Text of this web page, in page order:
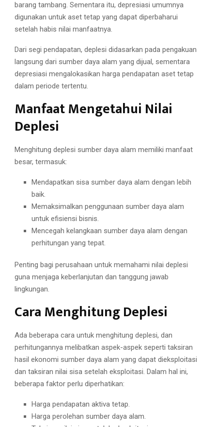
barang tambang. Sementara itu, depresiasi umumnya
digunakan untuk aset tetap yang dapat diperbaharui
setelah habis nilai manfaatnya.
Dari segi pendapatan, deplesi didasarkan pada pengakuan
langsung dari sumber daya alam yang dijual, sementara
depresiasi mengalokasikan harga pendapatan aset tetap
dalam periode tertentu.
Manfaat Mengetahui Nilai
Deplesi
Menghitung deplesi sumber daya alam memiliki manfaat
besar, termasuk:
Mendapatkan sisa sumber daya alam dengan lebih
baik.
Memaksimalkan penggunaan sumber daya alam
untuk efisiensi bisnis.
Mencegah kelangkaan sumber daya alam dengan
perhitungan yang tepat.
Penting bagi perusahaan untuk memahami nilai deplesi
guna menjaga keberlanjutan dan tanggung jawab
lingkungan.
Cara Menghitung Deplesi
Ada beberapa cara untuk menghitung deplesi, dan
perhitungannya melibatkan aspek-aspek seperti taksiran
hasil ekonomi sumber daya alam yang dapat dieksploitasi
dan taksiran nilai sisa setelah eksploitasi. Dalam hal ini,
beberapa faktor perlu diperhatikan:
Harga pendapatan aktiva tetap.
Harga perolehan sumber daya alam.